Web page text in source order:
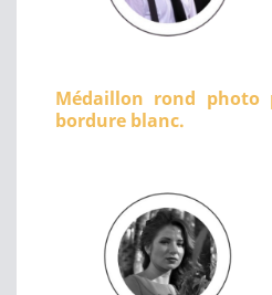
Médaillon rond photo
bordure blanc.